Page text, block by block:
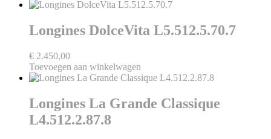
Longines DolceVita L5.512.5.70.7
€ 2.450,00
Toevoegen aan winkelwagen
Longines La Grande Classique
L4.512.2.87.8